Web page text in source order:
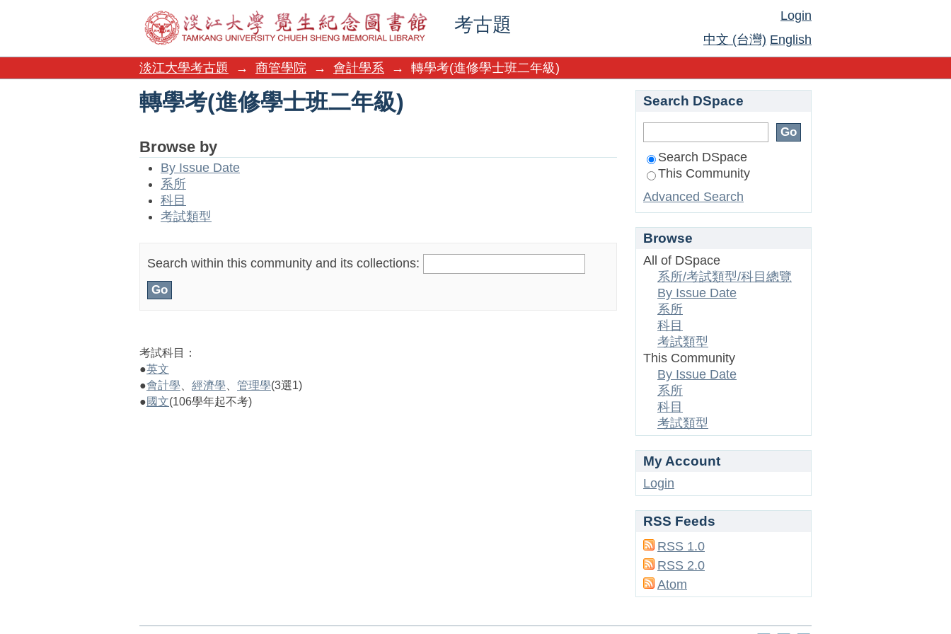
考古題
轉學考(進修學士班二年級)
Login
中文 (台灣) English
淡江大學考古題
→ 商管學院 → 會計學系 → 轉學考(進修學士班二年級)
轉學考(進修學士班二年級)
Browse by
By Issue Date
系所
科目
考試類型
Search within this community and its collections:
考試科目：
●英文
●會計學 經濟學 管理學(3選1)
●國文(106學年起不考)
Search DSpace
Search DSpace
This Community
Advanced Search
Browse
All of DSpace
系所/考試類型/科目總覽
By Issue Date
系所
科目
考試類型
This Community
By Issue Date
系所
科目
考試類型
My Account
Login
RSS Feeds
RSS 1.0
RSS 2.0
Atom